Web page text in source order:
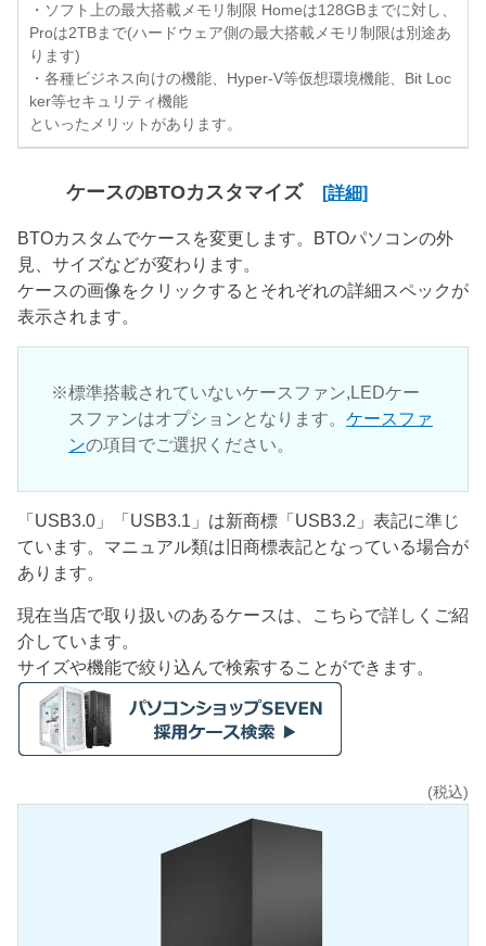
・ソフト上の最大搭載メモリ制限 Homeは128GBまでに対し、
Proは2TBまで(ハードウェア側の最大搭載メモリ制限は別途あ
ります)
・各種ビジネス向けの機能、Hyper-V等仮想環境機能、Bit Loc
ker等セキュリティ機能
といったメリットがあります。
ケースのBTOカスタマイズ [詳細]
BTOカスタムでケースを変更します。BTOパソコンの外
見、サイズなどが変わります。
ケースの画像をクリックするとそれぞれの詳細スペックが
表示されます。
標準搭載されていないケースファン,LEDケー
スファンはオプションとなります。 ケースファ
ンの項目でご選択ください。
「USB3.0」「USB3.1」は新商標「USB3.2」表記に準じ
ています。マニュアル類は旧商標表記となっている場合が
あります。
現在当店で取り扱いのあるケースは、こちらで詳しくご紹
介しています。
サイズや機能で絞り込んで検索することができます。
(税込)